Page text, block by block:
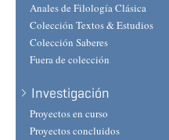
Anales de Filología Clásica
Colección Textos & Estudios
Colección Saberes
Fuera de colección
Investigación
Proyectos en curso
Proyectos concluidos